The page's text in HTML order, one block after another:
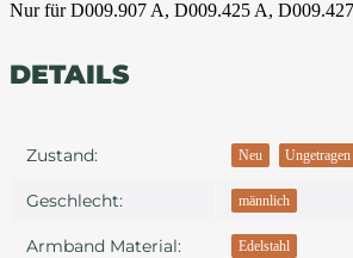
Nur für D009.907 A, D009.425 A,
DETAILS
Produkteigenschaft
Wert
Zustand: Neu Ungetragen
Geschlecht: männlich
Armband Material: Edelstahl